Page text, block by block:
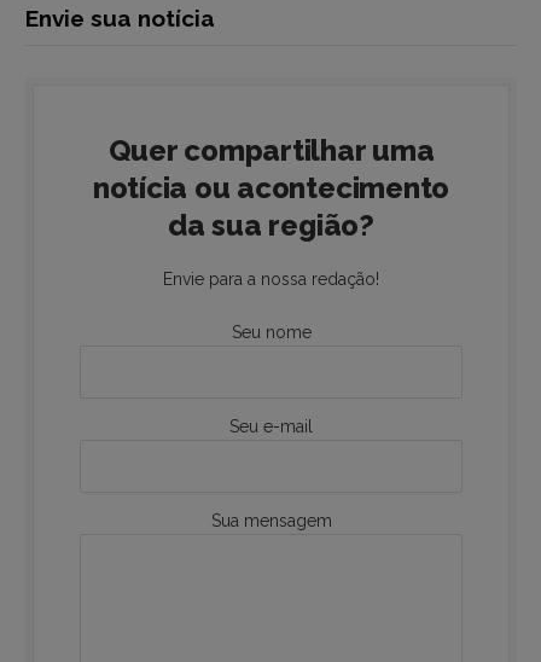
Envie sua notícia
Quer compartilhar uma
notícia ou acontecimento
da sua região?
Envie para a nossa redação!
Seu nome
Seu e-mail
Sua mensagem